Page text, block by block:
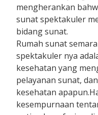
mengherankan
sunat spektakuler
bidang sunat.
Rumah sunat
spektakuler nya
kesehatan yang
pelayanan sunat,
kesehatan
kesempurnaan